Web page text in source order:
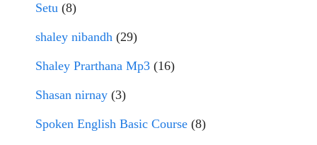
Setu (8)
shaley nibandh (29)
Shaley Prarthana Mp3 (16)
Shasan nirnay (3)
Spoken English Basic Course (8)